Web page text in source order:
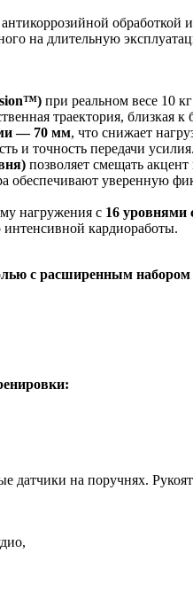
обработкой
на длительную
при реальном весе 10
траектория, близкая к
— 70 мм, что снижает
и точность передачи усилия.
позволяет смещать
обеспечивают уверенную
нагружения с 16 уровнями
кардиоработы.
с расширенным набором
датчики на поручнях.